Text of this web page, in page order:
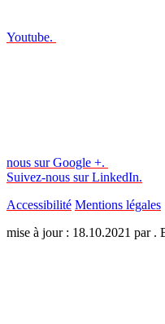
Youtube.
nous sur Google +.
Suivez-nous sur LinkedIn.
Accessibilité Mentions légales
mise à jour : 18.10.2021 par